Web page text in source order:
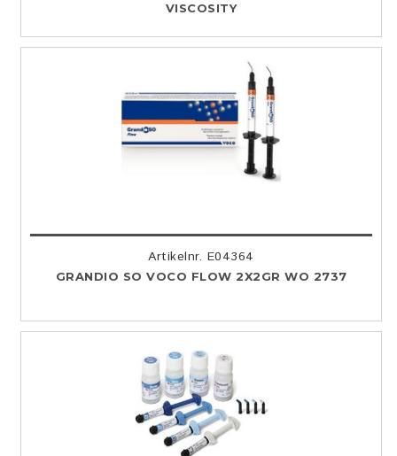
VISCOSITY
Artikelnr. E04364
GRANDIO SO VOCO FLOW 2X2GR WO 2737